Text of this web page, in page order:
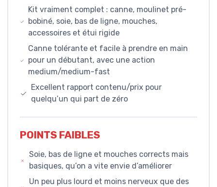
Kit vraiment complet : canne, moulinet pré-
bobiné, soie, bas de ligne, mouches,
accessoires et étui rigide
Canne tolérante et facile à prendre en main
pour un débutant, avec une action
medium/medium-fast
Excellent rapport contenu/prix pour
quelqu’un qui part de zéro
POINTS FAIBLES
Soie, bas de ligne et mouches corrects mais
basiques, qu’on a vite envie d’améliorer
Un peu plus lourd et moins nerveux que des